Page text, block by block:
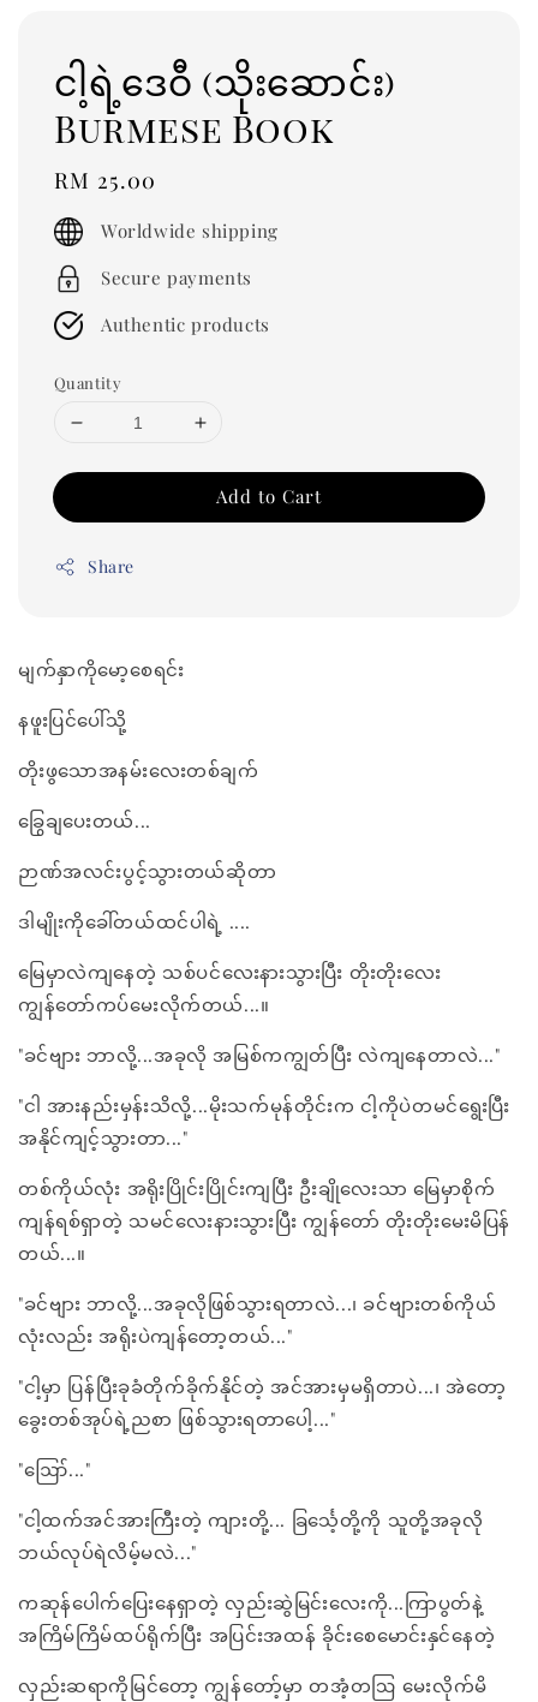
ငါ့ရဲ့ဒေဝီ (သိုးဆောင်း)
Burmese Book
Regular
price
RM 25.00
Worldwide shipping
Secure payments
Authentic products
Quantity
Add to Cart
Share
မျက်နှာကိုမော့စေရင်း
နဖူးပြင်ပေါ်သို့
တိုးဖွသောအနမ်းလေးတစ်ချက်
ခြွေချပေးတယ်...
ဉာဏ်အလင်းပွင့်သွားတယ်ဆိုတာ
ဒါမျိုးကိုခေါ်တယ်ထင်ပါရဲ့ ....
မြေမှာလဲကျနေတဲ့ သစ်ပင်လေးနားသွားပြီး တိုးတိုးလေး
ကျွန်တော်ကပ်မေးလိုက်တယ်...။
"ခင်ဗျား ဘာလို့...အခုလို အမြစ်ကကျွတ်ပြီး လဲကျနေတာလဲ..."
"ငါ အားနည်းမှန်းသိလို့...မိုးသက်မုန်တိုင်းက ငါ့ကိုပဲတမင်ရွေးပြီး
အနိုင်ကျင့်သွားတာ..."
တစ်ကိုယ်လုံး အရိုးပြိုင်းပြိုင်းကျပြီး ဦးချိုလေးသာ မြေမှာစိုက်
ကျန်ရစ်ရှာတဲ့ သမင်လေးနားသွားပြီး ကျွန်တော် တိုးတိုးမေးမိပြန်
တယ်...။
"ခင်ဗျား ဘာလို့...အခုလိုဖြစ်သွားရတာလဲ...၊ ခင်ဗျားတစ်ကိုယ်
လုံးလည်း အရိုးပဲကျန်တော့တယ်..."
"ငါ့မှာ ပြန်ပြီးခုခံတိုက်ခိုက်နိုင်တဲ့ အင်အားမှမရှိတာပဲ...၊ အဲတော့
ခွေးတစ်အုပ်ရဲ့ညစာ ဖြစ်သွားရတာပေါ့..."
"ဪ..."
"ငါ့ထက်အင်အားကြီးတဲ့ ကျားတို့... ခြင်္သေ့တို့ကို သူတို့အခုလို
ဘယ်လုပ်ရဲလိမ့်မလဲ..."
ကဆုန်ပေါက်ပြေးနေရှာတဲ့ လှည်းဆွဲမြင်းလေးကို...ကြာပွတ်နဲ့
အကြိမ်ကြိမ်ထပ်ရိုက်ပြီး အပြင်းအထန် ခိုင်းစေမောင်းနှင်နေတဲ့
လှည်းဆရာကိုမြင်တော့ ကျွန်တော့်မှာ တအံ့တဩ မေးလိုက်မိ